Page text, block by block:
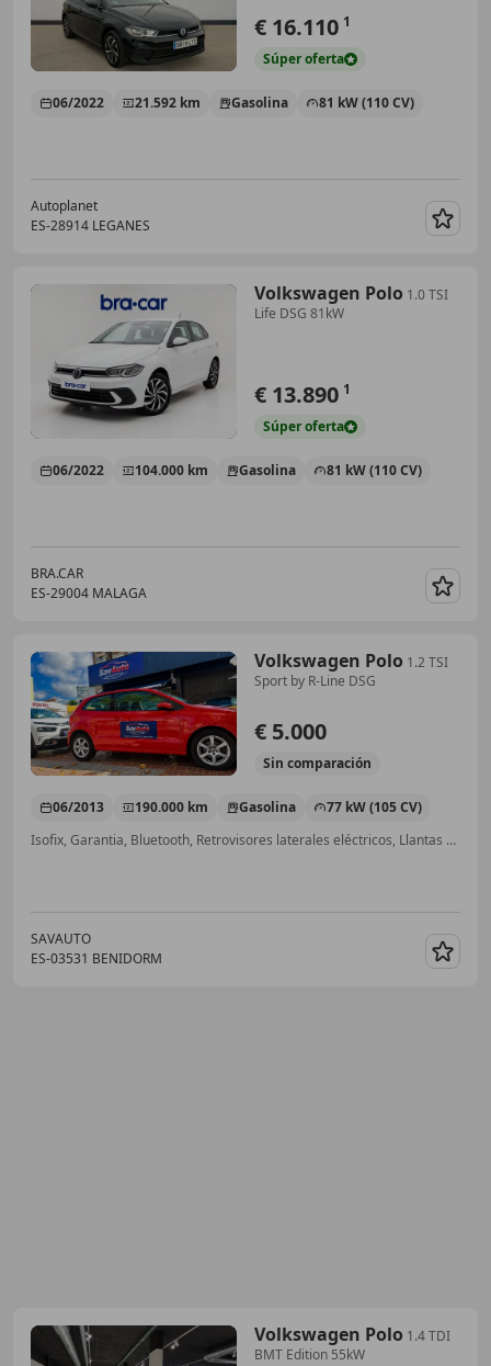
€ 16.110 1
Súperoferta
06/2022 21.592 km Gasolina 81 kW (110 CV)
Autoplanet
ES-28914 LEGANES
Volkswagen Polo 1.0 TSI
Life DSG 81kW
€ 13.890 1
Súperoferta
06/2022 104.000 km Gasolina 81 kW (110 CV)
BRA.CAR
ES-29004 MALAGA
Volkswagen Polo 1.2 TSI
Sport by R-Line DSG
€ 5.000
Sin comparación
06/2013 190.000 km Gasolina
77 kW (105 CV)
Isofix, Garantia, Bluetooth, Retrovisores laterales eléctricos, Llantas de aleación, Cierre centralizado, ESP, CD
SAVAUTO
ES-03531 BENIDORM
Volkswagen Polo 1.4 TDI
BMT Edition 55kW